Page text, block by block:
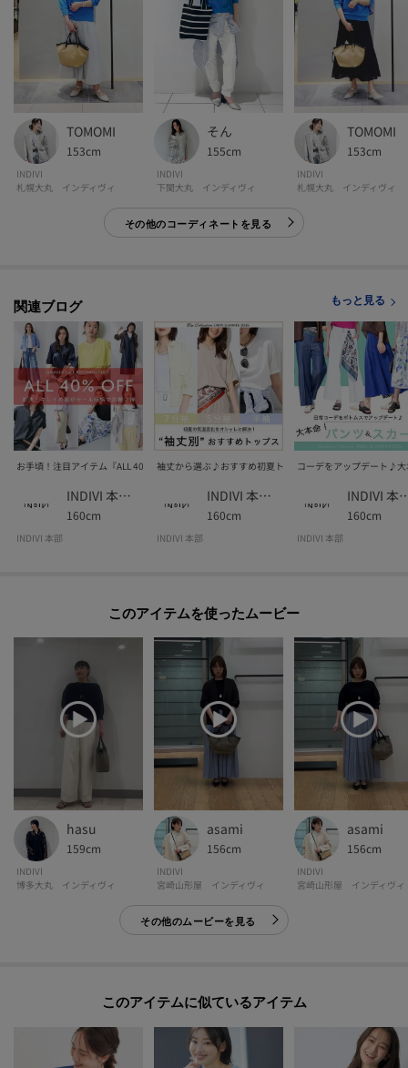
足元はフラットシューズで軽やかに、またはヒールサンダルで上品にまとめ
るのもおすすめです。
【素材ポイント】
軽くドライ感が特徴のペーパーヤーンを使用しています。
ペーパーは繊維の多孔質構造により、微細な空間があるため、通気性に富ん
でいます。
また比重の軽さによるしなやかなハリとコシも素材特徴になります。
-・-・-・-・-・-・-・-・-・-・-・-・-・-・-・-・-・-・-・-・-・-
[お気に入り登録とは？]
オンラインサイトの各アイテムにある「♡マーク」を
クリックして簡単に追加できます！
[おすすめPOINT]
お得な情報をGETできます！！
POINT.1
再入荷通知や、値下げ情報・在庫状況をメルマガにてお知らせ♪
マイページでお気に入り一覧をチェックでき、
※照明の関係により、実際よりも色味が違って見える場合があります。また、
パソコン・スマートフォンなどの環境により、若干製品と画像のカラーが異
なる場合もございます。
【生地詳細】
透け感：ややあり
生地の厚み：普通
裏地：なし
洗濯方法：手洗い可
TOMOMI
153cm
INDIVI
札幌大丸 インディヴィ
そん
155cm
INDIVI
下関大丸 インディヴィ
TOMOMI
153cm
INDIVI
札幌大丸 インディヴィ
その他のコーディネートを見る
関連ブログ もっと見る
お手頃！注目アイテム『ALL 40% OFF』
INDIVI 本部スタッフ
160cm
INDIVI 本部
袖丈から選ぶ♪おすすめ初夏トップス
INDIVI 本部スタッフ
160cm
INDIVI 本部
コーデをアップデート♪
INDIVI
160cm
INDIVI 本部
このアイテムを使ったムービー
hasu
159cm
INDIVI
博多大丸 インディヴィ
asami
156cm
INDIVI
宮崎山形屋 インディヴィ
asami
156cm
INDIVI
宮崎山形屋 インディヴィ
その他のムービーを見る
このアイテムに似ているアイテム